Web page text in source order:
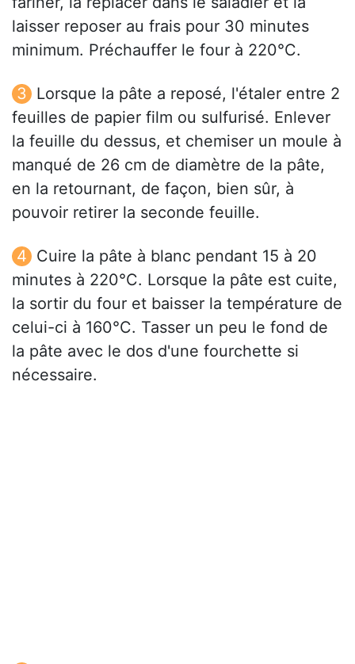
laisser reposer au frais pour 30 minutes
minimum. Préchauffer le four à 220°C.
Lorsque la pâte a reposé, l'étaler entre 2
feuilles de papier film ou sulfurisé. Enlever
la feuille du dessus, et chemiser un moule à
manqué de 26 cm de diamètre de la pâte,
en la retournant, de façon, bien sûr, à
pouvoir retirer la seconde feuille.
Cuire la pâte à blanc pendant 15 à 20
minutes à 220°C. Lorsque la pâte est cuite,
la sortir du four et baisser la température de
celui-ci à 160°C. Tasser un peu le fond de
la pâte avec le dos d'une fourchette si
nécessaire.